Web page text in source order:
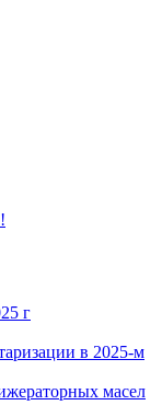
г
в 2025-м
масел